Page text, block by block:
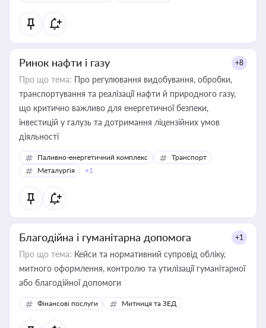
Ринок нафти і газу +8
Про що тема: Про регулювання видобування, обробки,
транспортування та реалізації нафти й природного газу,
що критично важливо для енергетичної безпеки,
інвестицій у галузь та дотримання ліцензійних умов
діяльності
Паливно-енергетичний комплекс
Транспорт
Металургія
+1
Благодійна і гуманітарна допомога +1
Про що тема: Кейси та нормативний супровід обліку,
митного оформлення, контролю та утилізації гуманітарної
або благодійної допомоги
Фінансові послуги Митниця та ЗЕД